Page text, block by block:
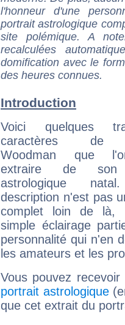
l'honneur d'une
portrait astrologique
site polémique. A
recalculées
domification avec le
des heures connues.
Introduction
Voici quelques
caractères de
Woodman que
extraire de son
astrologique
description n'est pas
complet loin de là,
simple éclairage
personnalité qui n'en
les amateurs et les
Vous pouvez
portrait astrologique
que cet extrait du